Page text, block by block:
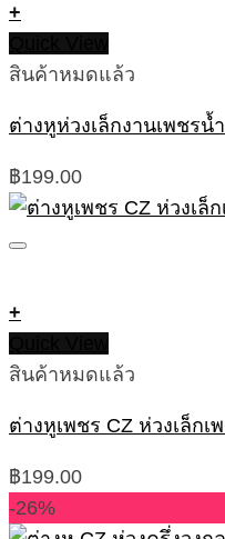
+
สินค้าหมดแล้ว
ต่างหูห่วงเล็กงานเพชร
฿199.00
+
สินค้าหมดแล้ว
ต่างหูเพชร CZ ห่วงเล็กเ
฿199.00
-26%